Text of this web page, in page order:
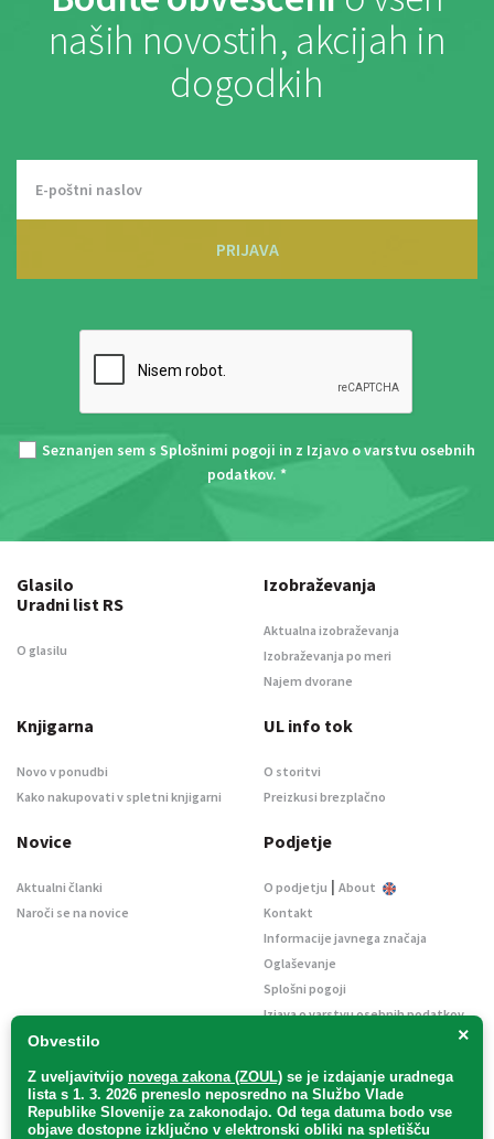
naših novostih, akcijah in
dogodkih
PRIJAVA
Seznanjen sem s Splošnimi pogoji in z Izjavo o varstvu osebnih
podatkov. *
×
Obvestilo
Z uveljavitvijo novega zakona (ZOUL) se je izdajanje uradnega
lista s 1. 3. 2026 preneslo neposredno na Službo Vlade
Republike Slovenije za zakonodajo. Od tega datuma bodo vse
objave dostopne izključno v elektronski obliki na spletišču
Glasilo
Uradni list RS
O glasilu
Izobraževanja
Aktualna izobraževanja
Izobraževanja po meri
Najem dvorane
Knjigarna
Novo v ponudbi
Kako nakupovati v spletni knjigarni
UL info tok
O storitvi
Preizkusi brezplačno
Novice
Aktualni članki
Naroči se na novice
Podjetje
O podjetju | About
Kontakt
Informacije javnega značaja
Oglaševanje
Splošni pogoji
Izjava o varstvu osebnih podatkov